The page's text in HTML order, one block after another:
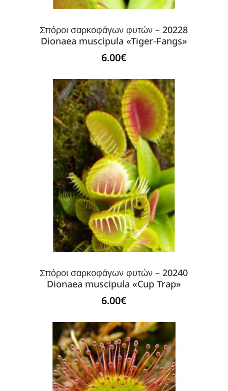
Σπόροι σαρκοφάγων φυτών – 20228
Dionaea muscipula «Tiger-Fangs»
6.00€
Σπόροι σαρκοφάγων φυτών – 20240
Dionaea muscipula «Cup Trap»
6.00€